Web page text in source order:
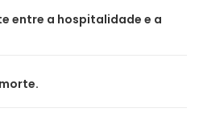
entre a hospitalidade e a